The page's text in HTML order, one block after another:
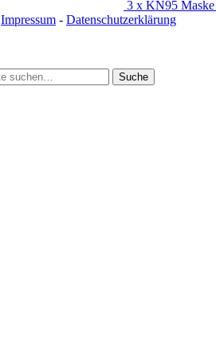
3 x KN95 Maske
Impressum - Datenschutzerklärung
Suche